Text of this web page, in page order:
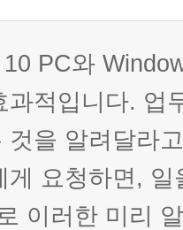
PC와
과적입니다. 업
것을 알려달라
게 요청하면,
이러한 미리